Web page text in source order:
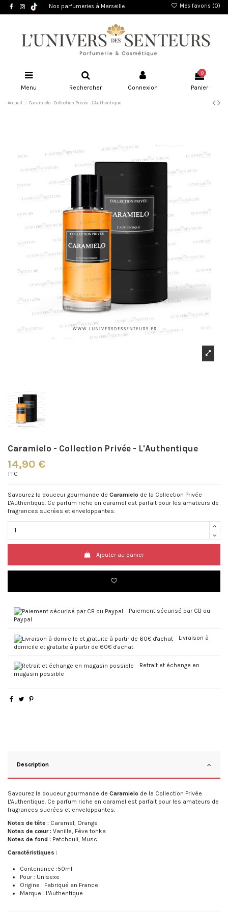
Nos parfumeries à Marseille Mes favoris (0)
Menu Rechercher Connexion
0
Panier
Accueil Caramielo - Collection Privée - L'Authentique
Caramielo - Collection Privée - L'Authentique
14,90 €
TTC
Savourez la douceur gourmande de Caramielo de la Collection Privée
L'Authentique. Ce parfum riche en caramel est parfait pour les amateurs de
fragrances sucrées et enveloppantes.
Ajouter au panier
Paiement sécurisé par CB ou
Paypal
Livraison à
domicile et gratuite à partir de 60€ d'achat
Retrait et échange en
magasin possible
Description
Savourez la douceur gourmande de Caramielo de la Collection Privée
L'Authentique. Ce parfum riche en caramel est parfait pour les amateurs de
fragrances sucrées et enveloppantes.
Notes de tête : Caramel, Orange
Notes de cœur : Vanille, Fève tonka
Notes de fond : Patchouli, Musc
Caractéristiques :
Contenance :50ml
Pour : Unisexe
Origine : Fabriqué en France
Marque : L'Authentique